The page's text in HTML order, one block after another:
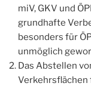
miV, GKV und
grundhafte
besonders für
unmöglich
Das Abstellen
Verkehrsflächen